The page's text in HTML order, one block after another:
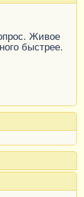
Живое
быстрее.